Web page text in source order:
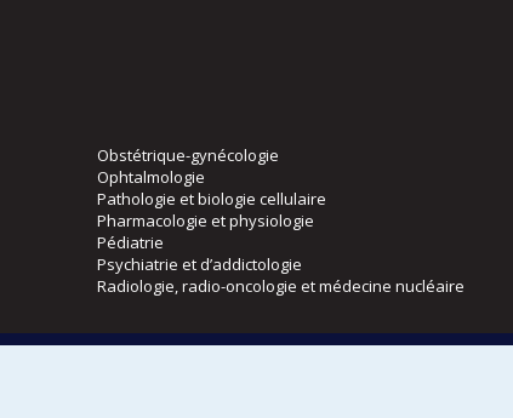
Obstétrique-gynécologie
Ophtalmologie
Pathologie et biologie cellulaire
Pharmacologie et physiologie
Pédiatrie
Psychiatrie et d’addictologie
Radiologie, radio-oncologie et médecine nucléaire